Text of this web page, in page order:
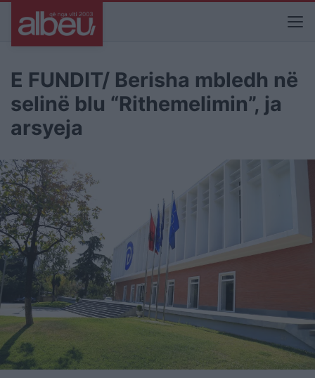
E FUNDIT/ Berisha mbledh në
selinë blu “Rithemelimin”, ja
arsyeja